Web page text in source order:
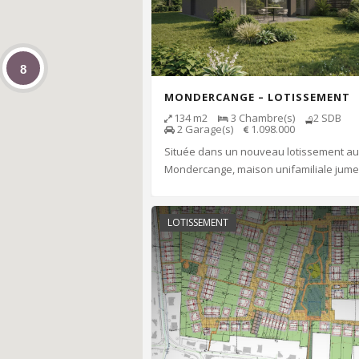
8
MONDERCANGE – LOTISSEMENT
« KUMMERHÉICHT » – LOT 80
134m2 3 Chambre(s) 2 SDB
2 Garage(s)
1.098.000
Située dans un nouveau lotissement
Mondercange, maison unifamiliale
LOTISSEMENT